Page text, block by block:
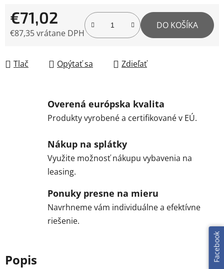
€71,02
€87,35 vrátane DPH
DO KOŠÍKA
Tlač Opýtať sa Zdieľať
Overená európska kvalita
Produkty vyrobené a certifikované v EÚ.
Nákup na splátky
Využite možnosť nákupu vybavenia na
leasing.
Ponuky presne na mieru
Navrhneme vám individuálne a efektívne
riešenie.
Popis
Facebook